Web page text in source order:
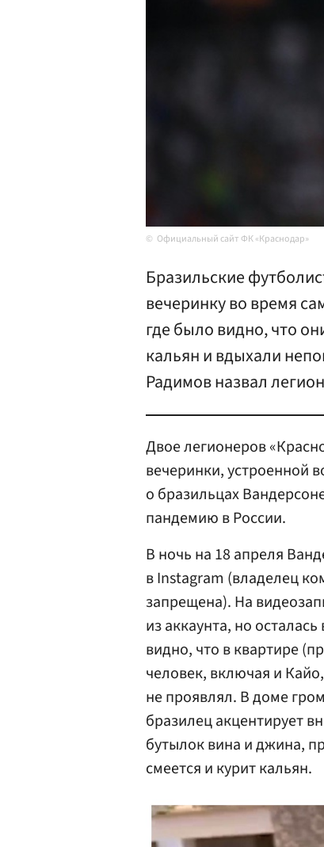
Официальный сайт ФК «Краснодар»
Бразильские
вечеринку во время
где было видно, что
кальян и вдыхали
Радимов назвал
Двое легионеров
вечеринки, устроенной
о бразильцах
пандемию в России.
В ночь на 18 апреля
в Instagram (владелец
запрещена). На
из аккаунта, но
видно, что в квартире
человек, включая и
не проявлял. В доме
бразилец акцентирует
бутылок вина и джина,
смеется и курит кальян.